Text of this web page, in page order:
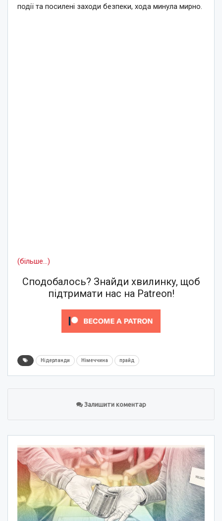
події та посилені заходи безпеки, хода минула мирно.
(більше…)
Сподобалось? Знайди хвилинку, щоб
підтримати нас на Patreon!
Нідерланди Німеччина прайд
Залишити коментар